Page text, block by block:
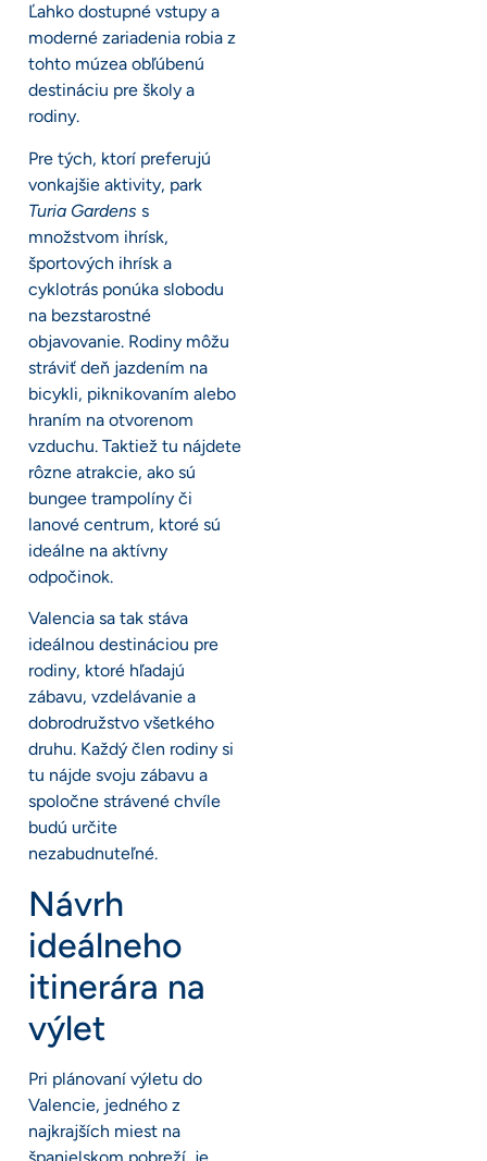
Ľahko dostupné vstupy a
moderné zariadenia robia z
tohto múzea obľúbenú
destináciu pre školy a
rodiny.
Pre tých, ktorí preferujú
vonkajšie aktivity, park
Turia Gardens s
množstvom ihrísk,
športových ihrísk a
cyklotrás ponúka slobodu
na bezstarostné
objavovanie. Rodiny môžu
stráviť deň jazdením na
bicykli, piknikovaním alebo
hraním na otvorenom
vzduchu. Taktiež tu nájdete
rôzne atrakcie, ako sú
bungee trampolíny či
lanové centrum, ktoré sú
ideálne na aktívny
odpočinok.
Valencia sa tak stáva
ideálnou destináciou pre
rodiny, ktoré hľadajú
zábavu, vzdelávanie a
dobrodružstvo všetkého
druhu. Každý člen rodiny si
tu nájde svoju zábavu a
spoločne strávené chvíle
budú určite
nezabudnuteľné.
Návrh
ideálneho
itinerára na
výlet
Pri plánovaní výletu do
Valencie, jedného z
najkrajších miest na
španielskom pobreží, je